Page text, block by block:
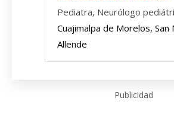
Pediatra, Neurólogo
Cuajimalpa de Morelos, San
Allende
Publicidad